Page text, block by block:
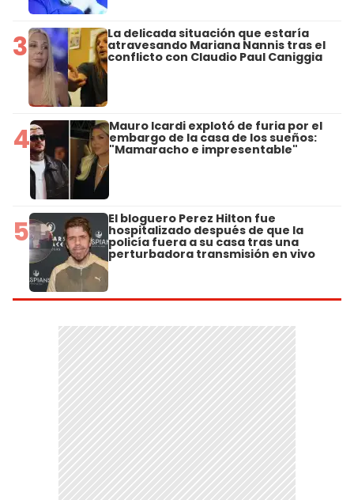
3 La delicada situación que estaría
atravesando Mariana Nannis tras el
conflicto con Claudio Paul Caniggia
4 Mauro Icardi explotó de furia por el
embargo de la casa de los sueños:
"Mamaracho e impresentable"
5 El bloguero Perez Hilton fue
hospitalizado después de que la
policía fuera a su casa tras una
perturbadora transmisión en vivo